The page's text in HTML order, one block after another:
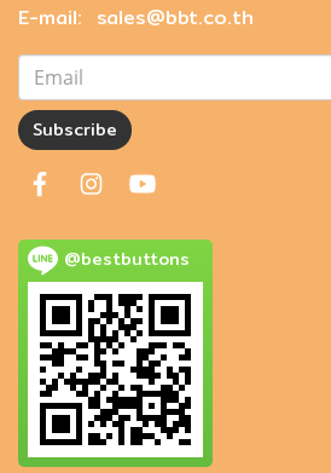
E-mail: sales@bbt.co.th
Subscribe
@bestbuttons